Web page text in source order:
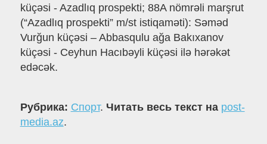
küçəsi - Azadlıq prospekti; 88A nömrəli marşrut
(“Azadlıq prospekti” m/st istiqaməti): Səməd
Vurğun küçəsi – Abbasqulu ağa Bakıxanov
küçəsi - Ceyhun Hacıbəyli küçəsi ilə hərəkət
edəcək.
Рубрика: Спорт. Читать весь текст на post-
media.az.